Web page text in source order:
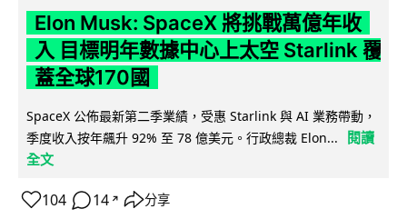
Elon Musk: SpaceX 將挑戰萬億年收
入 目標明年數據中心上太空 Starlink 覆
蓋全球170國
SpaceX 公佈最新第二季業績，受惠 Starlink 與 AI 業務帶動，
季度收入按年飆升 92% 至 78 億美元。行政總裁 Elon...
閱讀
全文
104 14 ↗ 分享